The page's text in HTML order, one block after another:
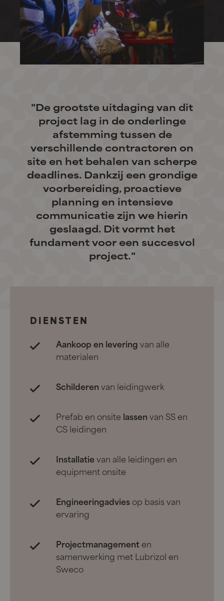
"De grootste uitdaging van dit
project lag in de onderlinge
afstemming tussen de
verschillende contractoren on
site en het behalen van scherpe
deadlines. Dankzij een grondige
voorbereiding, proactieve
planning en intensieve
communicatie zijn we hierin
geslaagd. Dit vormt het
fundament voor een succesvol
project."
DIENSTEN
Aankoop en levering van alle
materialen
Schilderen van leidingwerk
Prefab en onsite lassen van SS en
CS leidingen
Installatie van alle leidingen en
equipment onsite
Engineeringadvies op basis van
ervaring
Projectmanagement en
samenwerking met Lubrizol en
Sweco